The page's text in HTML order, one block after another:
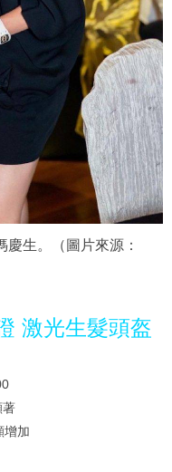
生。（圖片來源：
激光生髮頭盔
增加